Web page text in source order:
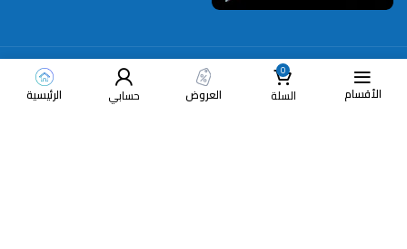
طرق دفع متنوعة شركات شحن متعددة
0
العروض الرئيسية